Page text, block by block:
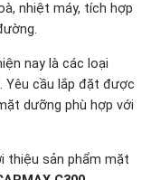
nhiệt máy, tích hợp
nay là các loại
Yêu cầu lắp đặt được
dưỡng phù hợp với
thiệu sản phẩm mặt